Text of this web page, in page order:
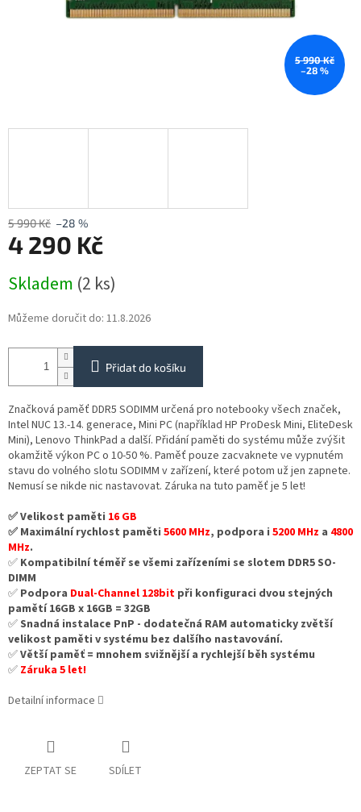
5 990 Kč
–28 %
5 990 Kč –28 %
4 290 Kč
cena:
Skladem (2 ks)
Můžeme doručit do: 11.8.2026
Přidat do košíku
Značková paměť DDR5 SODIMM určená pro notebooky všech značek,
Intel NUC 13.-14. generace, Mini PC (například HP ProDesk Mini, EliteDesk
Mini), Lenovo ThinkPad a další. Přidání paměti do systému může zvýšit
okamžitě výkon PC o 10-50 %. Paměť pouze zacvaknete ve vypnutém
stavu do volného slotu SODIMM v zařízení, které potom už jen zapnete.
Nemusí se nikde nic nastavovat. Záruka na tuto paměť je 5 let!
✅ Velikost paměti 16 GB
✅ Maximální rychlost paměti 5600 MHz, podpora i 5200 MHz a 4800
MHz.
✅ Kompatibilní téměř se všemi zařízeními se slotem DDR5 SO-
DIMM
✅ Podpora Dual-Channel 128bit při konfiguraci dvou stejných
pamětí 16GB x 16GB = 32GB
✅Snadná instalace PnP - dodatečná RAM automaticky zvětší
velikost paměti v systému bez dalšího nastavování.
✅Větší paměť = mnohem svižnější a rychlejší běh systému
✅ Záruka 5 let!
Detailní informace
ZEPTAT SE SDÍLET